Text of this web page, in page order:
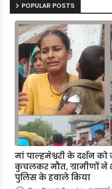
POPULAR POSTS
मां पाल्हमेश्वरी के दर्शन
कुचलकर मौत, ग्रामीणों ने
पुलिस के हवाले किया